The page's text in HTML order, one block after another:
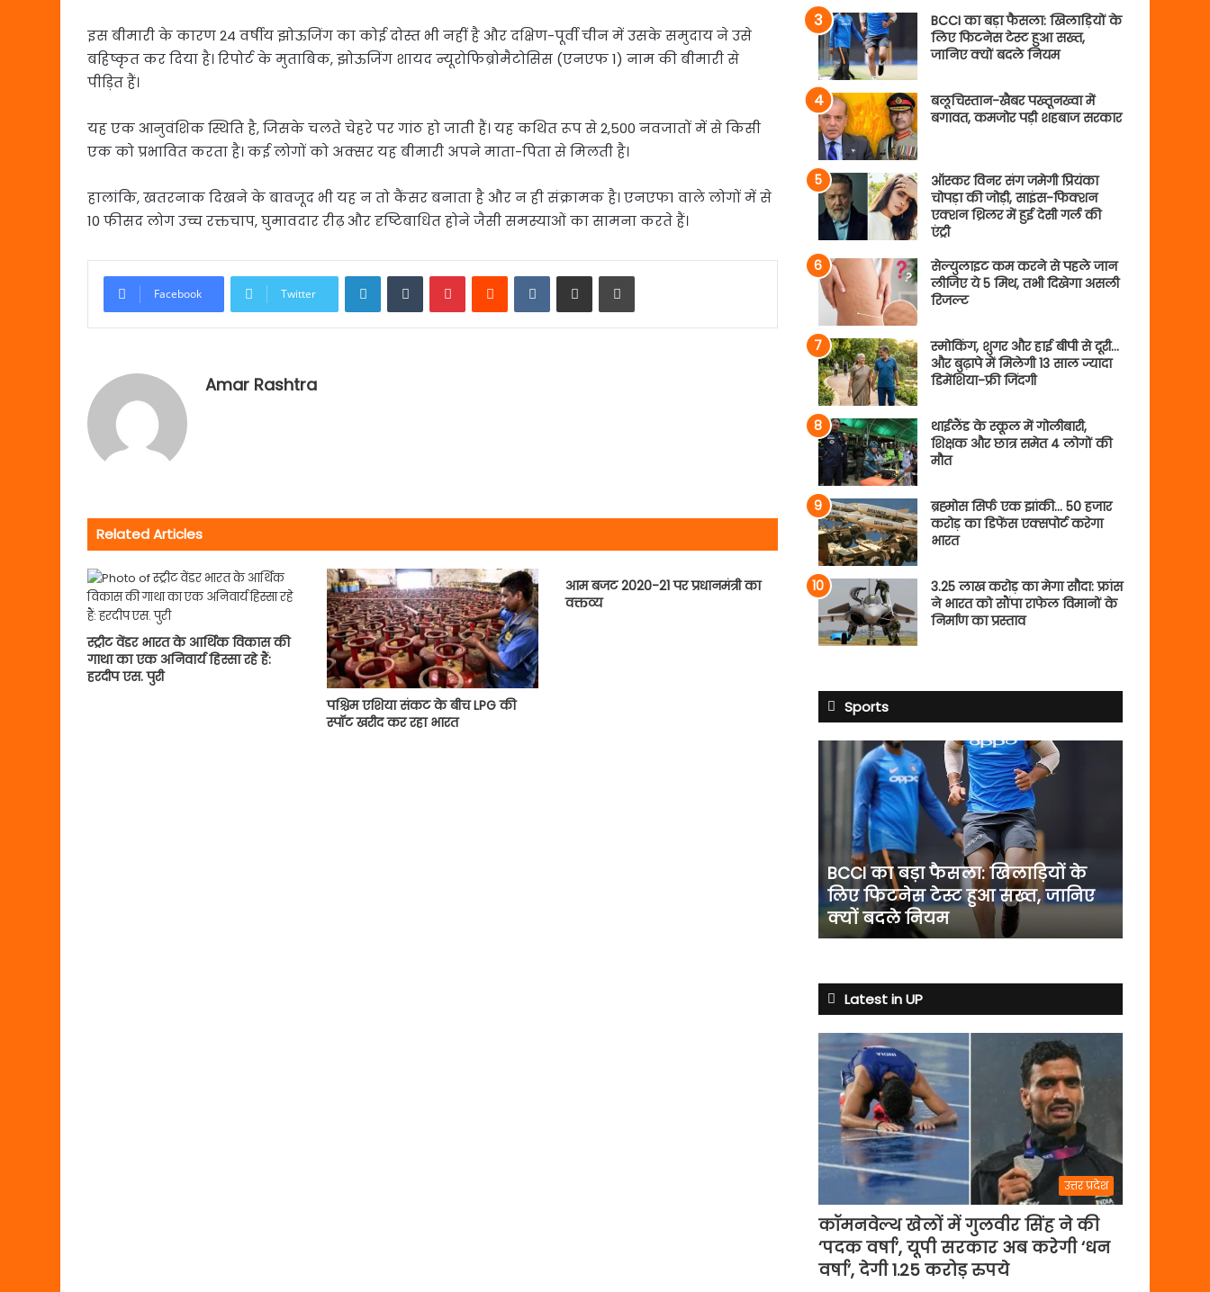
इस बीमारी के कारण 24 वर्षीय झोऊजिंग का कोई दोस्त भी नहीं है और दक्षिण-पूर्वी चीन में उसके समुदाय ने उसे
बहिष्कृत कर दिया है। रिपोर्ट के मुताबिक, झोऊजिंग शायद न्यूरोफिब्रोमैटोसिस (एनएफ 1) नाम की बीमारी से
पीड़ित हैं।
यह एक आनुवंशिक स्थिति है, जिसके चलते चेहरे पर गांठ हो जाती हैं। यह कथित रूप से 2,500 नवजातों में से किसी
एक को प्रभावित करता है। कई लोगों को अक्सर यह बीमारी अपने माता-पिता से मिलती है।
हालांकि, खतरनाक दिखने के बावजूद भी यह न तो कैंसर बनाता है और न ही संक्रामक है। एनएफ1 वाले लोगों में से
10 फीसद लोग उच्च रक्तचाप, घुमावदार रीढ़ और दृष्टिबाधित होने जैसी समस्याओं का सामना करते हैं।
Facebook Twitter
LinkedInTumblrPinterestReddit VKontakte
Share via Email Print
Amar Rashtra
Related Articles
स्ट्रीट वेंडर भारत के आर्थिक विकास की
गाथा का एक अनिवार्य हिस्सा रहे हैं:
हरदीप एस. पुरी
पश्चिम एशिया संकट के बीच LPG की
स्पॉट खरीद कर रहा भारत
आम बजट 2020-21 पर प्रधानमंत्री का
वक्तव्य
BCCI का बड़ा फैसला: खिलाड़ियों के
लिए फिटनेस टेस्ट हुआ सख्त,
जानिए क्यों बदले नियम
बलूचिस्तान-खैबर पख्तूनख्वा में
बगावत, कमजोर पड़ी शहबाज सरकार
ऑस्कर विनर संग जमेगी प्रियंका
चोपड़ा की जोड़ी, साइंस-फिक्शन
एक्शन थ्रिलर में हुई देसी गर्ल की
एंट्री
सेल्युलाइट कम करने से पहले जान
लीजिए ये 5 मिथ, तभी दिखेगा असली
रिजल्ट
स्मोकिंग, शुगर और हाई बीपी से दूरी…
और बुढ़ापे में मिलेगी 13 साल ज्यादा
डिमेंशिया-फ्री जिंदगी
थाईलैंड के स्कूल में गोलीबारी,
शिक्षक और छात्र समेत 4 लोगों की
मौत
ब्रह्मोस सिर्फ एक झांकी… 50 हजार
करोड़ का डिफेंस एक्सपोर्ट करेगा
भारत
3.25 लाख करोड़ का मेगा सौदा: फ्रांस
ने भारत को सौंपा राफेल विमानों के
निर्माण का प्रस्ताव
Sports
फैसला:
खिलाड़ियों
फिटनेस
टेस्ट
हुआ
सख्त,
बदले
नियम
BCCI का बड़ा फैसला: खिलाड़ियों के
लिए फिटनेस टेस्ट हुआ सख्त, जानिए
क्यों बदले नियम
Latest in UP
उत्तर प्रदेश
कॉमनवेल्थ खेलों में गुलवीर सिंह ने की
‘पदक वर्षा’, यूपी सरकार अब करेगी ‘धन
वर्षा’, देगी 1.25 करोड़ रुपये